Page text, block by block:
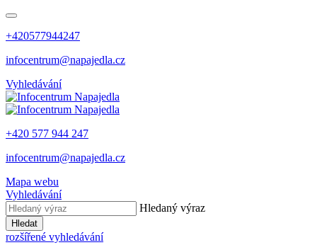
+420577944247
infocentrum@napajedla.cz
Vyhledávání
+420 577 944 247
infocentrum@napajedla.cz
Mapa webu
Vyhledávání
Hledaný výraz
Hledat
rozšířené vyhledávání